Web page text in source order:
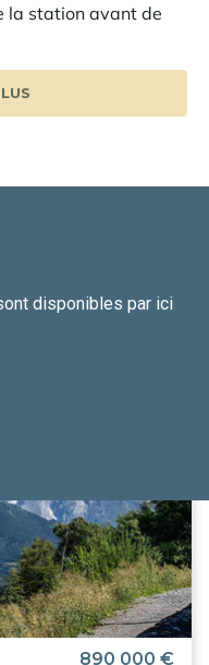
la station avant de
disponibles par ici
890 000 €